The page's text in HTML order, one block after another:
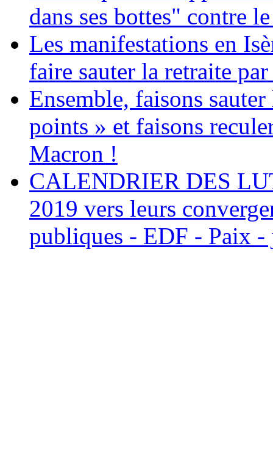
dans ses bottes" contre
Les manifestations en
faire sauter la retraite
Ensemble, faisons
points » et faisons
Macron !
CALENDRIER DES
2019 vers leurs
publiques - EDF - Paix